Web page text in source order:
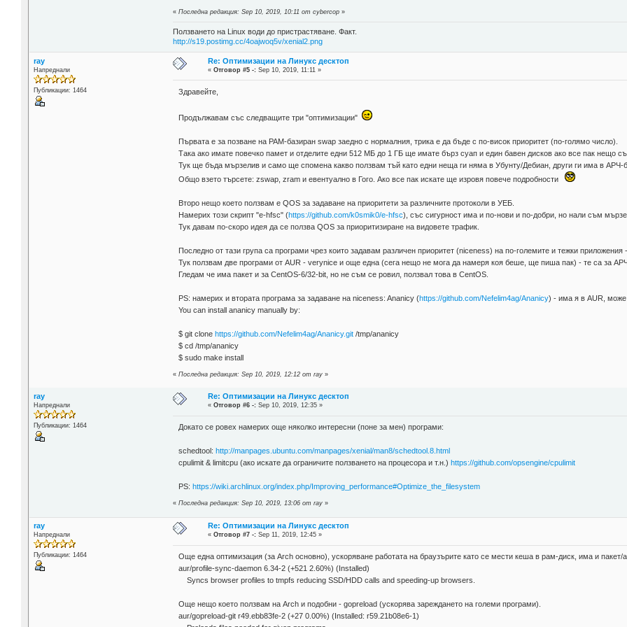
«Последна редакция: Sep 10, 2019, 10:11 от cybercop »
Ползването на Linux води до пристрастяване. Факт.
http://s19.postimg.cc/4oajwoq5v/xenial2.png
ray
Напреднали
Публикации: 1464
Re: Оптимизации на Линукс десктоп
«Отговор #5 -: Sep 10, 2019, 11:11 »
Здравейте,
Продължавам със следващите три "оптимизации"
Първата е за позване на РАМ-базиран swap заедно с нормалния, трика е да бъде с по-висок приоритет (по-голямо число).
Така ако имате повечко памет и отделите едни 512 МБ до 1 ГБ ще имате бърз суап и един бавен дисков ако все пак нещо
Тук ще бъда мързелив и само ще спомена какво ползвам тъй като едни неща ги няма в Убунту/Дебиан, други ги има в АРЧ-
Общо взето търсете: zswap, zram и евентуално в Гого. Ако все пак искате ще изровя повече подробности
Второ нещо което ползвам е QOS за задаване на приоритети за различните протоколи в УЕБ.
Намерих този скрипт "e-hfsc" (https://github.com/k0smik0/e-hfsc), със сигурност има и по-нови и по-добри, но нали съм
Тук давам по-скоро идея да се ползва QOS за приоритизиране на видовете трафик.
Последно от тази група са програми чрез които задавам различен приоритет (niceness) на по-големите и тежки приложения
Тук ползвам две програми от AUR - verynice и още една (сега нещо не мога да намеря коя беше, ще пиша пак) - те са за
Гледам че има пакет и за CentOS-6/32-bit, но не съм се ровил, ползвал това в CentOS.
PS: намерих и втората програма за задаване на niceness: Ananicy (https://github.com/Nefelim4ag/Ananicy) - има я в AUR, може
You can install ananicy manually by:
$ git clonehttps://github.com/Nefelim4ag/Ananicy.git /tmp/ananicy
$ cd /tmp/ananicy
$ sudo make install
«Последна редакция: Sep 10, 2019, 12:12 от ray »
ray
Напреднали
Публикации: 1464
Re: Оптимизации на Линукс десктоп
«Отговор #6 -: Sep 10, 2019, 12:35 »
Докато се ровех намерих още няколко интересни (поне за мен) програми:
schedtool: http://manpages.ubuntu.com/manpages/xenial/man8/schedtool.8.html
cpulimit & limitcpu (ако искате да ограничите ползването на процесора и т.н.) https://github.com/opsengine/cpulimit
PS: https://wiki.archlinux.org/index.php/Improving_performance#Optimize_the_filesystem
«Последна редакция: Sep 10, 2019, 13:06 от ray »
ray
Напреднали
Публикации: 1464
Re: Оптимизации на Линукс десктоп
«Отговор #7 -: Sep 11, 2019, 12:45 »
Още една оптимизация (за Arch основно), ускоряване работата на браузърите като се мести кеша в рам-диск, има и пакет/
aur/profile-sync-daemon 6.34-2 (+521 2.60%) (Installed)
Syncs browser profiles to tmpfs reducing SSD/HDD calls and speeding-up browsers.
Още нещо което ползвам на Arch и подобни - gopreload (ускорява зареждането на големи програми).
aur/gopreload-git r49.ebb83fe-2 (+27 0.00%) (Installed: r59.21b08e6-1)